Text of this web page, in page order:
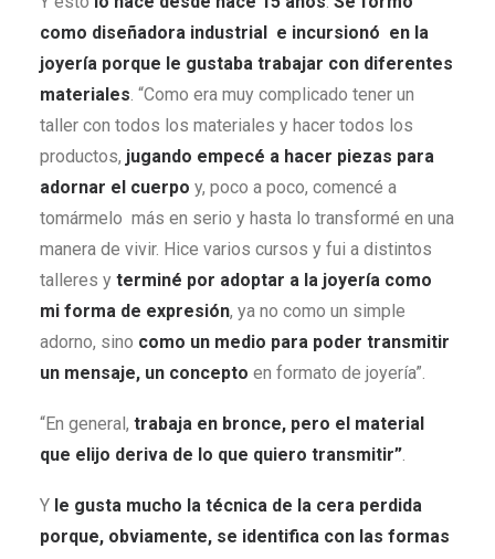
como diseñadora industrial e incursionó en la
joyería porque le gustaba trabajar con diferentes
materiales. “Como era muy complicado tener un
taller con todos los materiales y hacer todos los
productos, jugando empecé a hacer piezas para
adornar el cuerpo y, poco a poco, comencé a
tomármelo más en serio y hasta lo transformé en una
manera de vivir. Hice varios cursos y fui a distintos
talleres y terminé por adoptar a la joyería como
mi forma de expresión, ya no como un simple
adorno, sino como un medio para poder transmitir
un mensaje, un concepto en formato de joyería”.
“En general, trabaja en bronce, pero el material
que elijo deriva de lo que quiero transmitir”.
Y le gusta mucho la técnica de la cera perdida
porque, obviamente, se identifica con las formas